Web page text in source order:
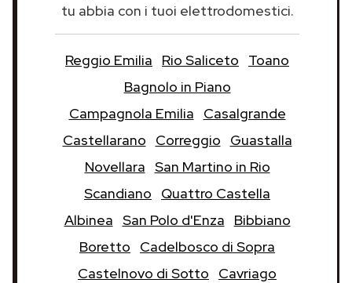
tu abbia con i tuoi elettrodomestici.
Reggio Emilia Rio Saliceto
Toano
Bagnolo in Piano
Campagnola Emilia
Casalgrande
Castellarano
Correggio
Guastalla
Novellara San Martino in Rio
Scandiano
Quattro Castella
Albinea San Polo d'Enza
Bibbiano
Boretto
Cadelbosco di Sopra
Castelnovo di Sotto
Cavriago